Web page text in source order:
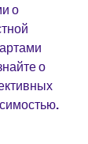
о
о